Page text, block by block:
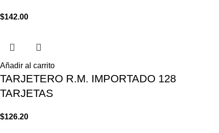
$142.00
Añadir al carrito
TARJETERO R.M. IMPORTADO 128
TARJETAS
$126.20